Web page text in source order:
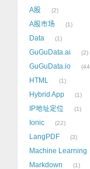
A股 2
A股市场 1
Data 1
GuGuData.ai 2
GuGuData.io 44
HTML 1
Hybrid App 1
IP地址定位 1
Ionic 22
LangPDF 3
Machine Learning
Markdown 1